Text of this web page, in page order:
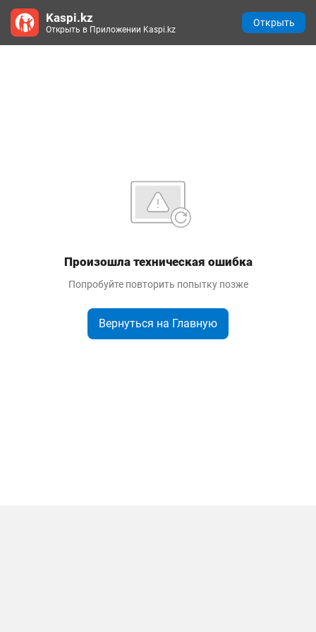
Произошла техническая ошибка
Попробуйте повторить попытку позже
Вернуться на Главную
Kaspi.kz
Открыть в Приложении Kaspi.kz
Открыть